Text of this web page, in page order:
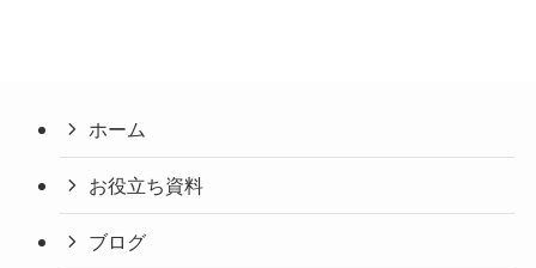
ホーム
お役立ち資料
ブログ